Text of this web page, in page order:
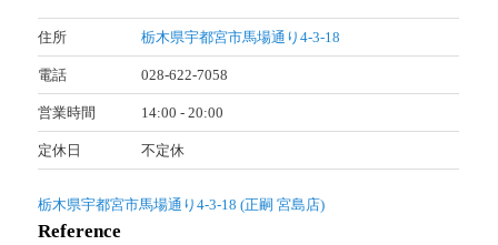
住所 栃木県宇都宮市馬場通り4-3-18
電話 028-622-7058
営業時間 14:00 - 20:00
定休日 不定休
栃木県宇都宮市馬場通り4-3-18 (正嗣 宮島店)
Reference